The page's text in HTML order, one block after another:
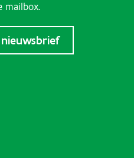
mailbox.